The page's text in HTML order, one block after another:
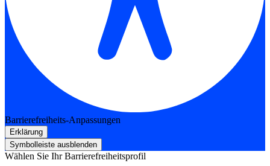
Barrierefreiheits-Anpassungen
Erklärung
Symbolleiste ausblenden
Wählen Sie Ihr Barrierefreiheitsprofil